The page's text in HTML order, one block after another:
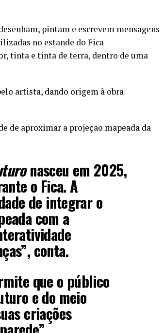
pintam e escrevem mensagens
no estande do Fica
tinta e tinta de terra, dentro de uma
artista, dando origem à obra
de aproximar a projeção mapeada da
nasceu em 2025,
o Fica. A
de integrar o
com a
conta.
que o público
e do meio
criações